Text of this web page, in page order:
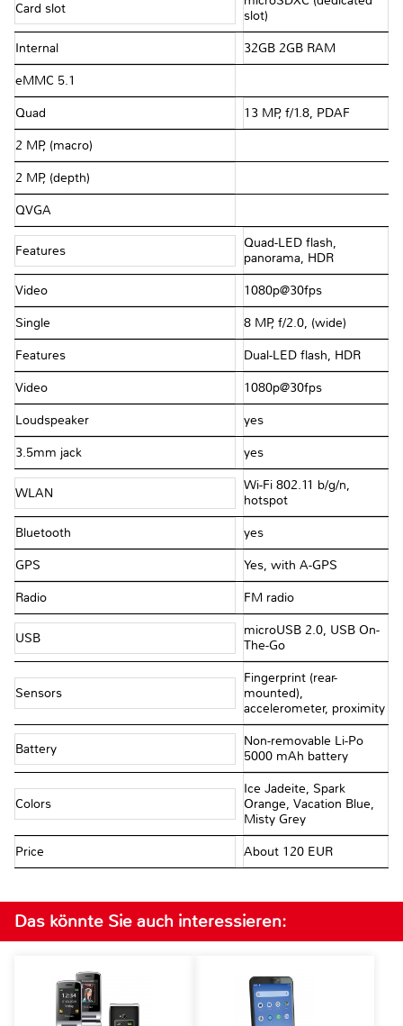
Card slot
slot)
Internal 32GB 2GB RAM
eMMC 5.1
Quad 13 MP, f/1.8, PDAF
2 MP, (macro)
2 MP, (depth)
QVGA
Features
Quad-LED flash,
panorama, HDR
Video 1080p@30fps
Single 8 MP, f/2.0, (wide)
Features Dual-LED flash, HDR
Video 1080p@30fps
Loudspeaker yes
3.5mm jack yes
WLAN
Wi-Fi 802.11 b/g/n,
hotspot
Bluetooth yes
GPS Yes, with A-GPS
Radio FM radio
USB
microUSB 2.0, USB On-
The-Go
Sensors
Fingerprint (rear-
mounted),
accelerometer, proximity
Battery
Non-removable Li-Po
5000 mAh battery
Colors
Ice Jadeite, Spark
Orange, Vacation Blue,
Misty Grey
Price About 120 EUR
Das könnte Sie auch interessieren: